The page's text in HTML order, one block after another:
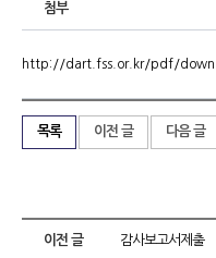
첨부
http://dart.fss.or.kr/pdf/
목록 이전 글 다음 글
이전 글 감사보고서제출